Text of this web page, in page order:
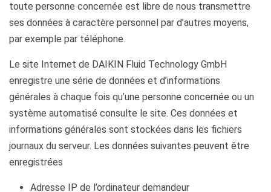
toute personne concernée est libre de nous transmettre
ses données à caractère personnel par d’autres moyens,
par exemple par téléphone.
Le site Internet de DAIKIN Fluid Technology GmbH
enregistre une série de données et d’informations
générales à chaque fois qu’une personne concernée ou un
système automatisé consulte le site. Ces données et
informations générales sont stockées dans les fichiers
journaux du serveur. Les données suivantes peuvent être
enregistrées
Adresse IP de l’ordinateur demandeur